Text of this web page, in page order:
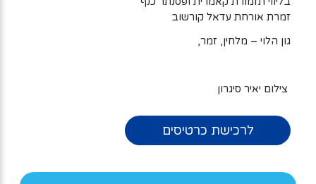
זמרת אורחת עדאל קורשוב
גון הלוי – מלחין, זמר,
צילום יאיר סיגרון
לרכישת כרטיסים